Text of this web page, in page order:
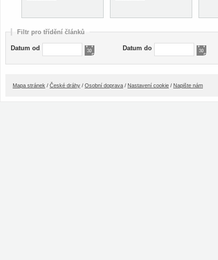
Filtr pro třídění článků
Datum od Datum do
Mapa stránek / České dráhy / Osobní doprava / Nastavení cookie / Napište nám